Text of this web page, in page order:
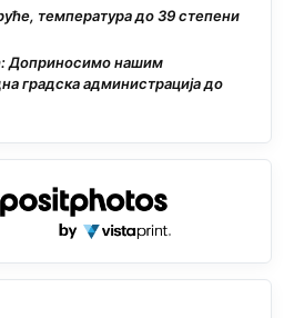
температура до 39 степени
Доприносимо нашим
градска администрација до